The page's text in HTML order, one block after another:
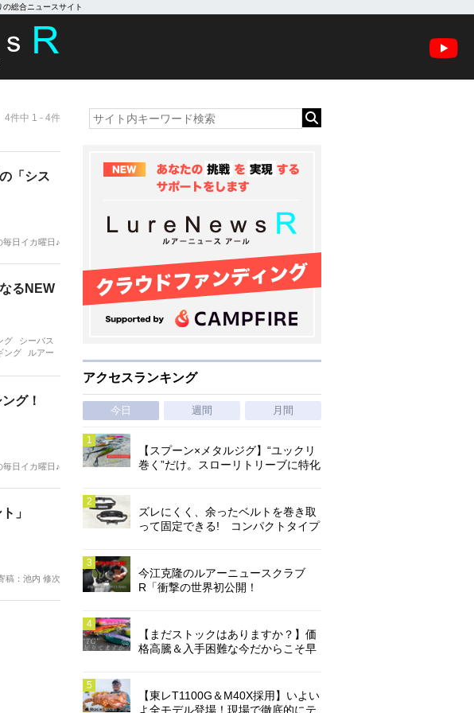
総合ニュースサイト
4件中 1 - 4件
「シス
毎日イカ曜日♪
るNEW
グ
シーバス
ング ルアー
グ！
毎日イカ曜日♪
」
稿：池内 修次
アクセスランキング
今日 週間 月間
【スプーン×メタルジグ】“ユックリ
巻く”だけ。スローリトリーブに特化
ズレにくく、余ったベルトを巻き取
って固定できる! コンパクトタイプ
今江克隆のルアーニュースクラブ
R「衝撃の世界初公開！
【まだストックはありますか？】価
格高騰＆入手困難な今だからこそ早
【東レT1100G＆M40X採用】いよい
よ全モデル登場！現場で徹底的にテ